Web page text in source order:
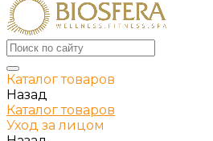
Каталог товаров
Назад
Каталог товаров
Уход за лицом